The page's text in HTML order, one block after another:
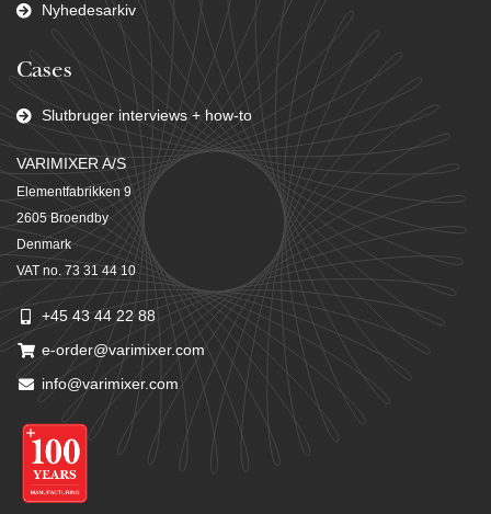
Nyhedesarkiv
Cases
Slutbruger interviews + how-to
VARIMIXER A/S
Elementfabrikken 9
2605 Broendby
Denmark
VAT no. 73 31 44 10
+45 43 44 22 88
e-order@varimixer.com
info@varimixer.com